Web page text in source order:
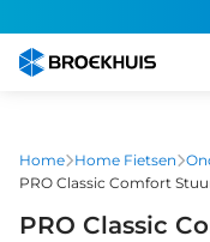
naar
gaan
Home Home Fietsen
PRO Classic Comfort
PRO Classic